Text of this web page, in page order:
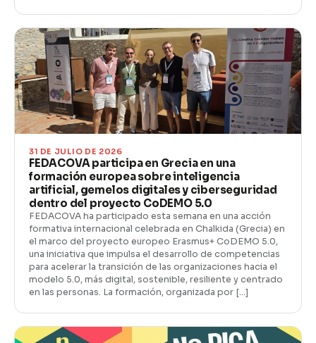
31 DE JULIO DE 2026
FEDACOVA participa en Grecia en una
formación europea sobre inteligencia
artificial, gemelos digitales y ciberseguridad
dentro del proyecto CoDEMO 5.0
FEDACOVA ha participado esta semana en una acción
formativa internacional celebrada en Chalkida (Grecia) en
el marco del proyecto europeo Erasmus+ CoDEMO 5.0,
una iniciativa que impulsa el desarrollo de competencias
para acelerar la transición de las organizaciones hacia el
modelo 5.0, más digital, sostenible, resiliente y centrado
en las personas. La formación, organizada por […]